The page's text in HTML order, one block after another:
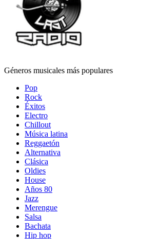
Géneros musicales más populares
Pop
Rock
Éxitos
Electro
Chillout
Música latina
Reggaetón
Alternativa
Clásica
Oldies
House
Años 80
Jazz
Merengue
Salsa
Bachata
Hip hop